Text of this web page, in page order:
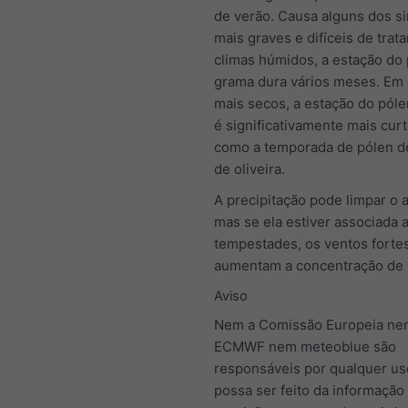
de verão. Causa alguns dos
mais graves e difíceis de
climas húmidos, a estação do
grama dura vários meses. Em
mais secos, a estação do
é significativamente mais
como a temporada de pólen
de oliveira.
A precipitação pode limpar o
mas se ela estiver associada a
tempestades, os ventos
aumentam a concentração de
Aviso
Nem a Comissão Europeia
ECMWF nem meteoblue são
responsáveis por qualquer
possa ser feito da informação